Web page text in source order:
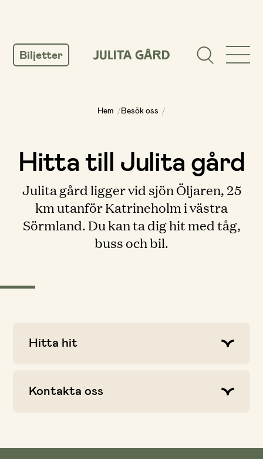
INNEHÅLL
Biljetter
Hem /Besök oss /
Hitta till Julita gård
Julita gård ligger vid sjön Öljaren, 25
km utanför Katrineholm i västra
Sörmland. Du kan ta dig hit med tåg,
buss och bil.
Hitta hit
Kontakta oss